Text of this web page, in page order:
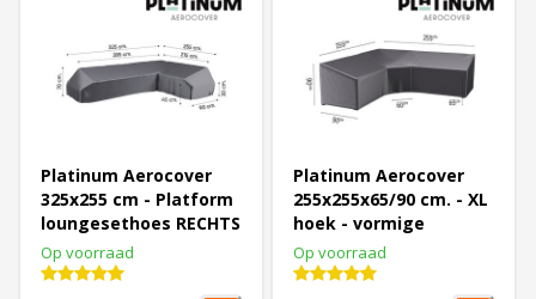
Platinum Aerocover
325x255 cm - Platform
loungesethoes RECHTS
Op voorraad
Platinum Aerocover
255x255x65/90 cm. - XL
hoek - vormige
loungesethoes
Op voorraad